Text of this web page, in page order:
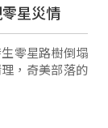
星災情
零星路樹倒塌
，奇美部落的